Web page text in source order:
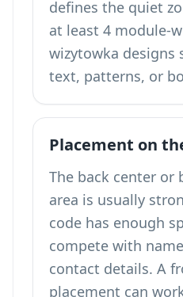
defines the quiet
at least 4 module-
wizytowka designs
text, patterns, or
Placement on
The back center or
area is usually
code has enough
compete with
contact details. A
placement can